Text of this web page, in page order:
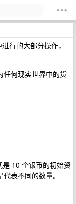
行的大部分操作，
任何现实世界中的货
10 个银币的初始资
表不同的数量。